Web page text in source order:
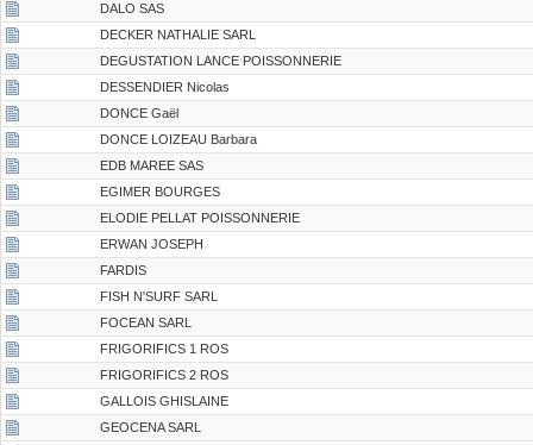
DALO SAS
DECKER NATHALIE SARL
DEGUSTATION LANCE POISSONNERIE
DESSENDIER Nicolas
DONCE Gaël
DONCE LOIZEAU Barbara
EDB MAREE SAS
EGIMER BOURGES
ELODIE PELLAT POISSONNERIE
ERWAN JOSEPH
FARDIS
FISH N'SURF SARL
FOCEAN SARL
FRIGORIFICS 1 ROS
FRIGORIFICS 2 ROS
GALLOIS GHISLAINE
GEOCENA SARL